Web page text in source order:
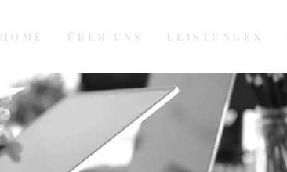
HOME ÜBER UNS LEISTUNGEN